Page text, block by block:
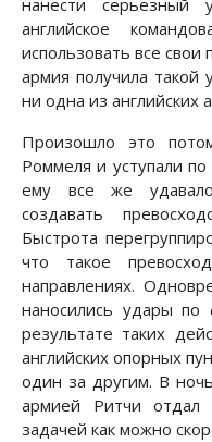
нанести серьезный
английское
использовать все
армия получила
ни одна из английских
Произошло это
Роммеля и уступали по
ему все же
создавать
Быстрота
что такое
направлениях.
наносились удары по
результате таких
английских опорных
один за другим. В
армией Ритчи отдал
задачей как можно